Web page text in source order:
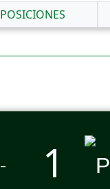
POSICIONES
1